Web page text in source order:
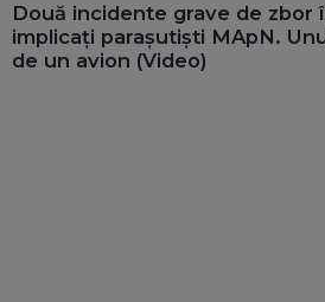
Două incidente grave de zbor
implicați parașutiști MApN.
de un avion (Video)